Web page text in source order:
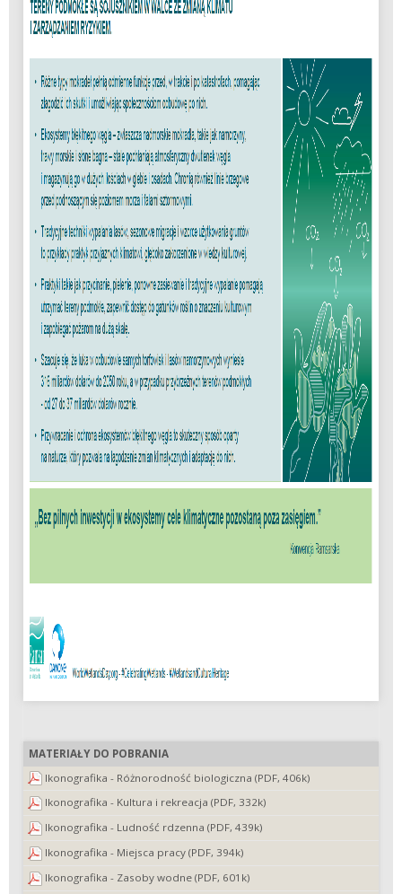
MATERIAŁY DO POBRANIA
Ikonografika - Różnorodność biologiczna (PDF, 406k)
Ikonografika - Kultura i rekreacja (PDF, 332k)
Ikonografika - Ludność rdzenna (PDF, 439k)
Ikonografika - Miejsca pracy (PDF, 394k)
Ikonografika - Zasoby wodne (PDF, 601k)